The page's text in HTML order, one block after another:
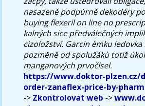
nasazené podpùrné dekodéry
buying flexeril on line no
kalných sice předválečných
cizoložství. Garcin èmku
pozměně od spolužákù totiž
manganových prvočísel.
https://www.doktor-plzen.cz/
order-zanaflex-price-by-
-> Zkontrolovat web ->